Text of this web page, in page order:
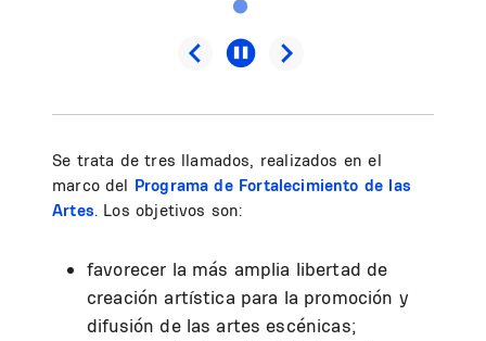
Se trata de tres llamados, realizados en el
marco del Programa de Fortalecimiento de las
Artes. Los objetivos son:
favorecer la más amplia libertad de
creación artística para la promoción y
difusión de las artes escénicas;